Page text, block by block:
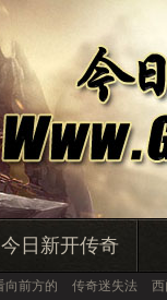
今日新开传奇
向前方的 传奇迷失法